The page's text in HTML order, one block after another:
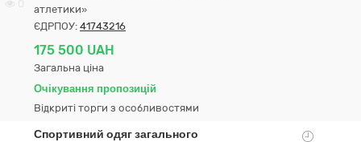
атлетики»
ЄДРПОУ: 41743216
175 500 UAH
Загальна ціна
Очікування пропозицій
Відкриті торги з особливостями
Спортивний одяг загального